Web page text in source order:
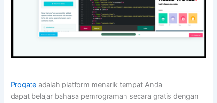
Progate adalah platform menarik tempat Anda
dapat belajar bahasa pemrograman secara gratis dengan